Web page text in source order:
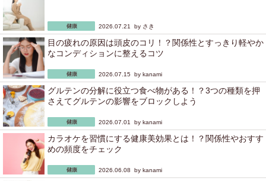
2026.07.21 by さき
目の疲れの原因は頭皮のコリ！？関係性とすっきり軽やか
なコンディションに整えるコツ
2026.07.15 by kanami
グルテンの分解に役立つ食べ物がある！？3つの種類を押
さえてグルテンの影響をブロックしよう
2026.07.01 by kanami
カラオケを習慣にする健康美効果とは！？関係性やおすす
めの頻度をチェック
2026.06.08 by kanami